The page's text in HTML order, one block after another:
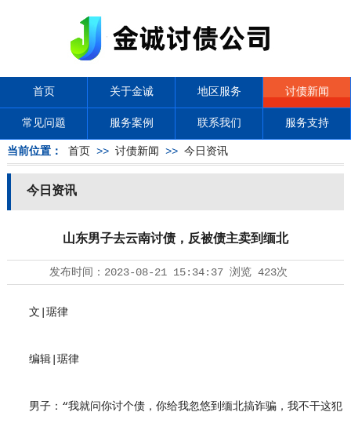
首页 关于金诚 地区服务 讨债新闻
常见问题 服务案例 联系我们 服务支持
当前位置： 首页 >> 讨债新闻 >> 今日资讯
今日资讯
山东男子去云南讨债，反被债主卖到缅北
发布时间： 2023-08-21 15:34:37浏览 423次
文|琚律
编辑|琚律
男子：“我就问你讨个债，你给我忽悠到缅北搞诈骗，我不干这犯